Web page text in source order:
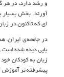
و رشد دارد، در هر
آورند. بخش بسيار
اي که تاکنون در
در جامعه ي ايران،
بايي ديده شده
زبان به کودکان
پيشرفته تر آموزش